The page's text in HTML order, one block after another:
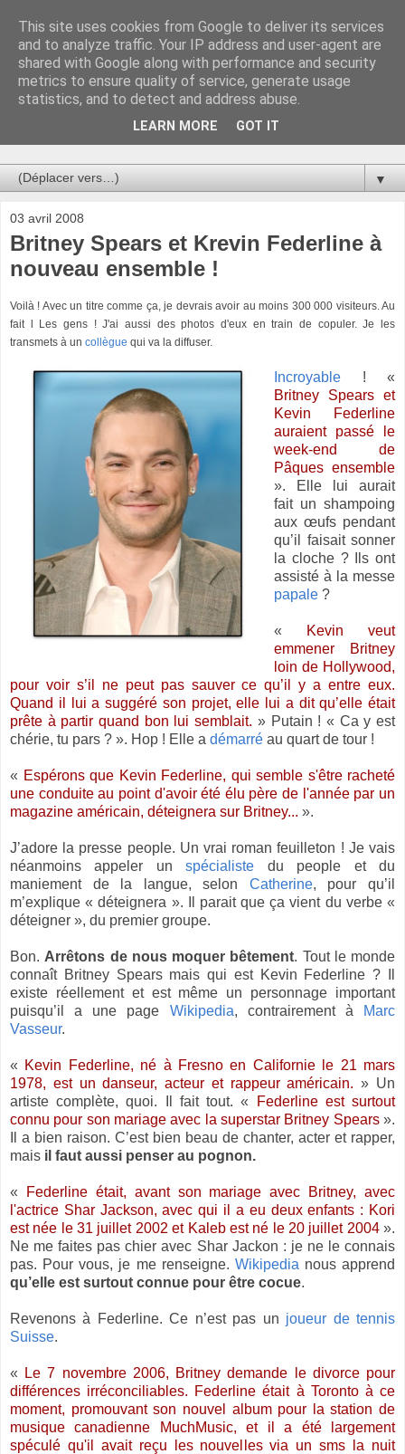
Au bistro !
La connerie étant le seul chemin susceptible de nous faire
entrevoir une parcelle de vérité, utilisons la par des moyens
de communication efficaces. Le temps qu'on remplisse nos
▼
03 avril 2008
Britney Spears et Krevin Federline à
nouveau ensemble !
Voilà ! Avec un titre comme ça, je devrais avoir au moins 300 000 visiteurs. Au
fait l Les gens ! J'ai aussi des photos d'eux en train de copuler. Je les
transmets à un collègue qui va la diffuser.
Incroyable ! «
Britney Spears et
Kevin Federline
auraient passé le
week-end de
Pâques ensemble
». Elle lui aurait
fait un shampoing
aux œufs pendant
qu’il faisait sonner
la cloche ? Ils ont
assisté à la messe
papale ?
«
Kevin veut
emmener Britney
loin de Hollywood,
pour voir s’il ne peut pas sauver ce qu’il y a entre eux.
Quand il lui a suggéré son projet, elle lui a dit qu’elle était
prête à partir quand bon lui semblait. » Putain ! « Ca y est
chérie, tu pars ? ». Hop ! Elle a démarré au quart de tour !
« Espérons que Kevin Federline, qui semble s'être racheté
une conduite au point d'avoir été élu père de l'année par un
magazine américain, déteignera sur Britney... ».
J’adore la presse people. Un vrai roman feuilleton ! Je vais
néanmoins appeler unspécialiste du people et du
maniement de la langue, selon Catherine, pour qu’il
m’explique « déteignera ». Il parait que ça vient du verbe «
déteigner », du premier groupe.
Bon. Arrêtons de nous moquer bêtement. Tout le monde
connaît Britney Spears mais qui est Kevin Federline ? Il
existe réellement et est même un personnage important
puisqu’il a une page Wikipedia, contrairement à
Marc
Vasseur.
« Kevin Federline, né à Fresno en Californie le 21 mars
1978, est un danseur, acteur et rappeur américain. » Un
artiste complète, quoi. Il fait tout. «
Federline est surtout
connu pour son mariage avec la superstar Britney Spears ».
Il a bien raison. C’est bien beau de chanter, acter et rapper,
mais il faut aussi penser au pognon.
« Federline était, avant son mariage avec Britney, avec
l'actrice Shar Jackson, avec qui il a eu deux enfants : Kori
est née le 31 juillet 2002 et Kaleb est né le 20 juillet 2004».
Ne me faites pas chier avec Shar Jackon : je ne le connais
pas. Pour vous, je me renseigne. Wikipedia nous apprend
qu’elle est surtout connue pour être cocue.
Revenons à Federline. Ce n’est pas un joueur de tennis
Suisse.
«
Le 7 novembre 2006, Britney demande le divorce pour
différences irréconciliables. Federline était à Toronto à ce
moment, promouvant son nouvel album pour la station de
musique canadienne MuchMusic, et il a été largement
spéculé qu'il avait reçu les nouvelles via un sms la nuit
This site uses cookies from Google to deliver its services
and to analyze traffic. Your IP address and user-agent are
shared with Google along with performance and security
metrics to ensure quality of service, generate usage
statistics, and to detect and address abuse.
LEARN MORE GOT IT